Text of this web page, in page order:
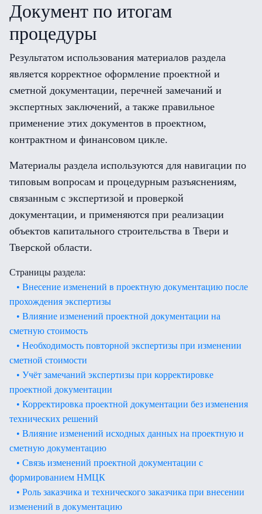
Документ по итогам
процедуры
Результатом использования материалов раздела
является корректное оформление проектной и
сметной документации, перечней замечаний и
экспертных заключений, а также правильное
применение этих документов в проектном,
контрактном и финансовом цикле.
Материалы раздела используются для навигации по
типовым вопросам и процедурным разъяснениям,
связанным с экспертизой и проверкой
документации, и применяются при реализации
объектов капитального строительства в Твери и
Тверской области.
Страницы раздела:
• Внесение изменений в проектную документацию после
прохождения экспертизы
• Влияние изменений проектной документации на
сметную стоимость
• Необходимость повторной экспертизы при изменении
сметной стоимости
• Учёт замечаний экспертизы при корректировке
проектной документации
• Корректировка проектной документации без изменения
технических решений
• Влияние изменений исходных данных на проектную и
сметную документацию
• Связь изменений проектной документации с
формированием НМЦК
• Роль заказчика и технического заказчика при внесении
изменений в документацию